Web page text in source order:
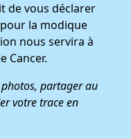
de vous déclarer
la modique
nous servira à
Cancer.
photos, partager au
votre trace en